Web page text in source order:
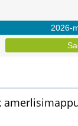
2026-